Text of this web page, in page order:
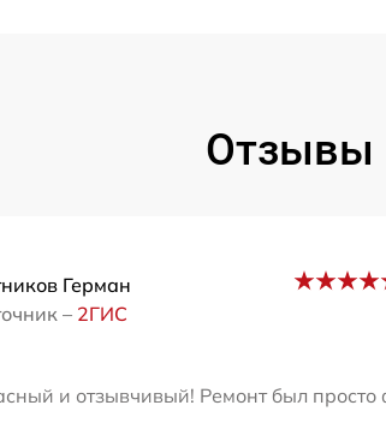
Отзывы
Герман
– 2ГИС
и отзывчивый! Ремонт был просто